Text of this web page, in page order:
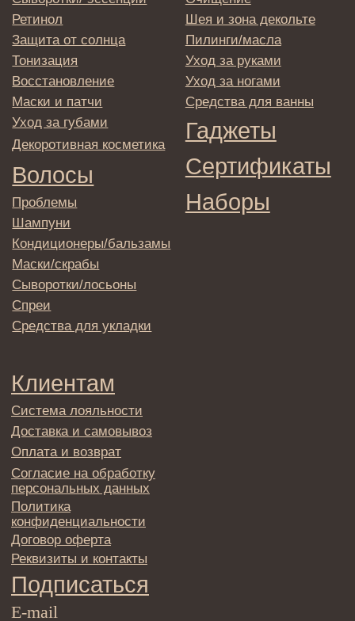
E-mail
→
Отправляя адрес электронной почты
вы соглашаетесь с политикой в отношении
обработки персональных данных